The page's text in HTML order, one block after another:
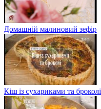
Домашній малиновий зефір
Кіш із сухариками та броколі